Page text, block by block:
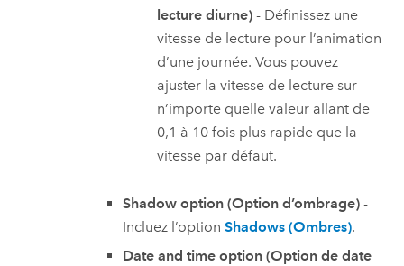
lecture diurne) - Définissez une
vitesse de lecture pour l’animation
d’une journée. Vous pouvez
ajuster la vitesse de lecture sur
n’importe quelle valeur allant de
0,1 à 10 fois plus rapide que la
vitesse par défaut.
Shadow option (Option d’ombrage)-
Incluez l’option Shadows (Ombres).
Date and time option (Option de date